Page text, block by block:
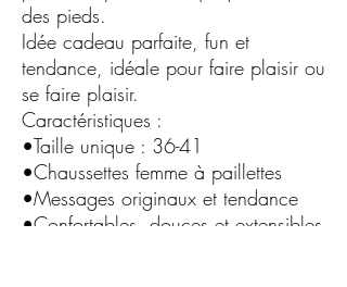
des pieds.
Idée cadeau parfaite, fun et
tendance, idéale pour faire plaisir ou
se faire plaisir.
Caractéristiques :
•Taille unique : 36-41
•Chaussettes femme à paillettes
•Messages originaux et tendance
•Confortables, douces et extensibles